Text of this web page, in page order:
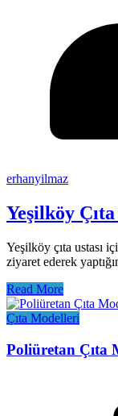
erhanyilmaz
Yeşilköy Çıta
Yeşilköy çıta ustası
ziyaret ederek
Read More
Çıta Modelleri
Poliüretan Çıta